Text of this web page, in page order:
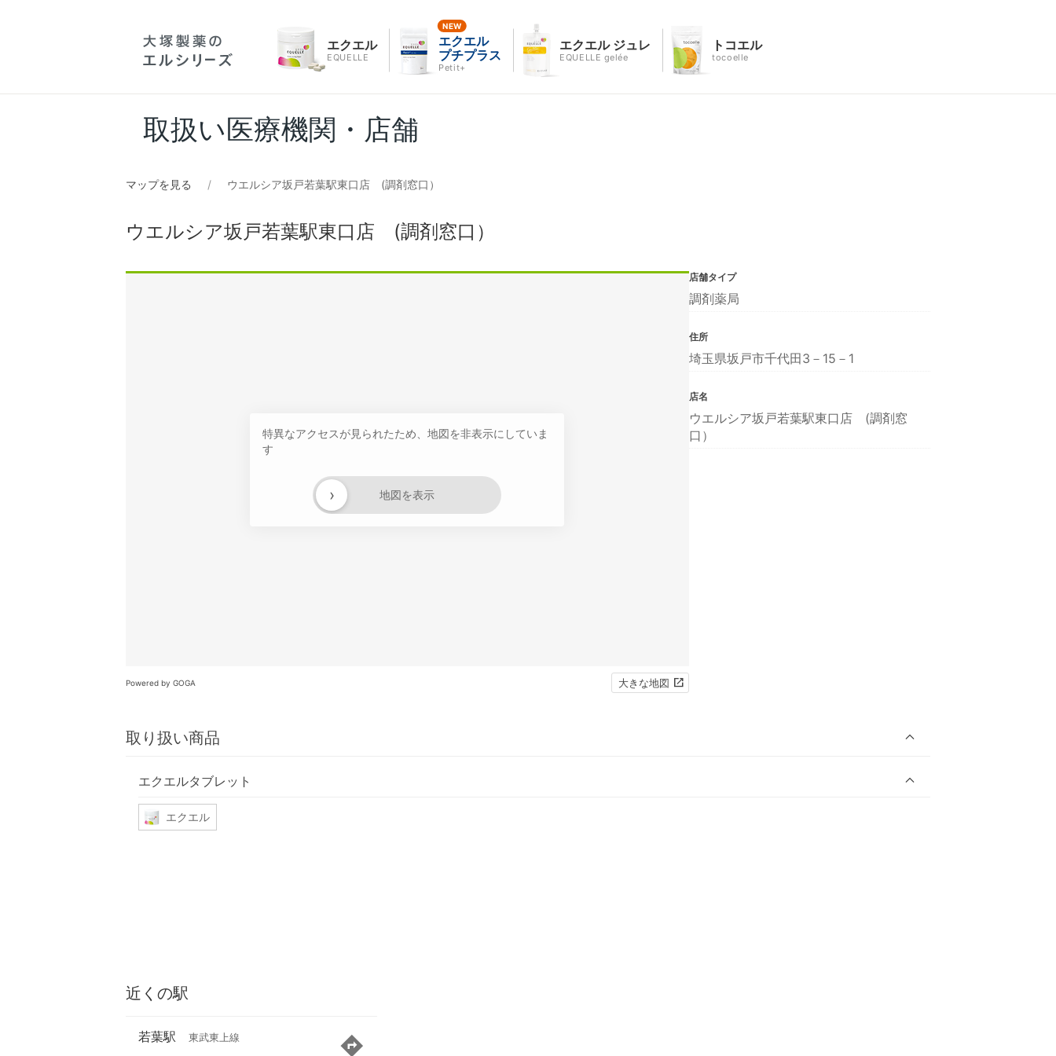
エクエル
EQUELLE
エクエル
プチプラス
Petit+
エクエル ジュレ
EQUELLE gelée
トコエル
tocoelle
取扱い医療機関・店舗
マップを見る ウエルシア坂戸若葉駅東口店 (調剤窓口）
ウエルシア坂戸若葉駅東口店 (調剤窓口）
特異なアクセスが見られたため、地図を非表示にしていま
す
地図を表示
›
Powered by GOGA 大きな地図
取り扱い商品
エクエルタブレット
エクエル
店舗タイプ
調剤薬局
住所
埼玉県坂戸市千代田3－15－1
店名
ウエルシア坂戸若葉駅東口店 (調剤窓
口）
近くの駅
若葉駅 東武東上線